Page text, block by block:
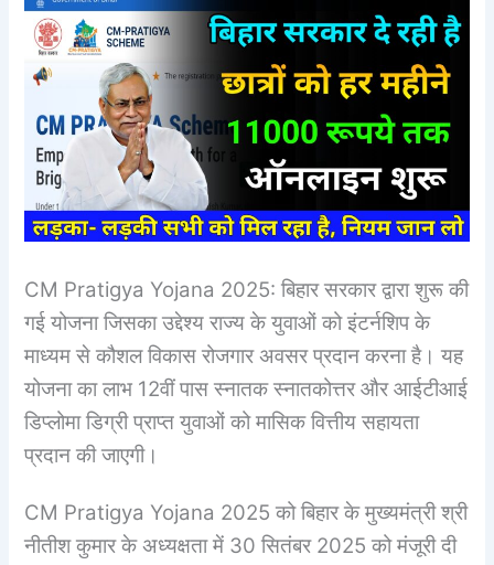
CM Pratigya Yojana 2025: बिहार सरकार द्वारा शुरू की
गई योजना जिसका उद्देश्य राज्य के युवाओं को इंटर्नशिप के
माध्यम से कौशल विकास रोजगार अवसर प्रदान करना है। यह
योजना का लाभ 12वीं पास स्नातक स्नातकोत्तर और आईटीआई
डिप्लोमा डिग्री प्राप्त युवाओं को मासिक वित्तीय सहायता
प्रदान की जाएगी।
CM Pratigya Yojana 2025 को बिहार के मुख्यमंत्री श्री
नीतीश कुमार के अध्यक्षता में 30 सितंबर 2025 को मंजूरी दी